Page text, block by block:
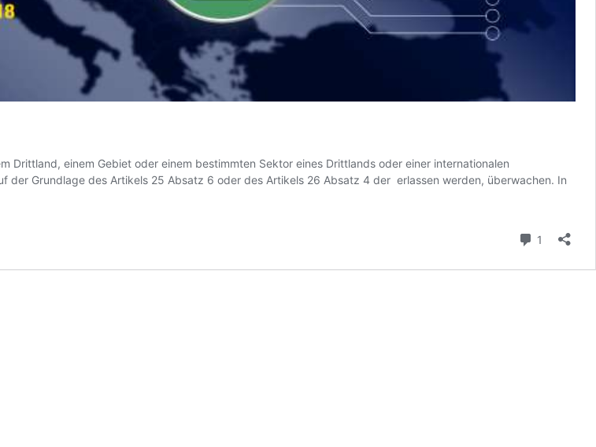
Drittland, einem Gebiet oder einem bestimmten Sektor eines Drittlands oder einer internationalen
der Grundlage des Artikels 25 Absatz 6 oder des Artikels 26 Absatz 4 der erlassen werden, überwachen. In
1